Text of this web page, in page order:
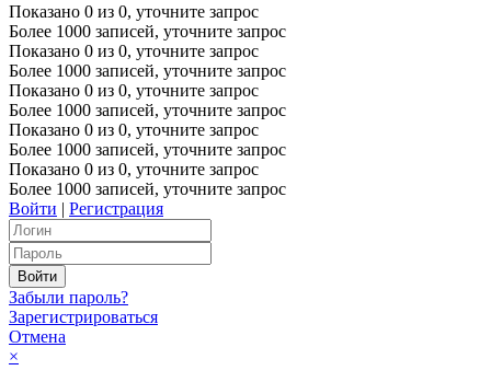
Показано 0 из 0, уточните запрос
Более 1000 записей, уточните запрос
Показано 0 из 0, уточните запрос
Более 1000 записей, уточните запрос
Показано 0 из 0, уточните запрос
Более 1000 записей, уточните запрос
Показано 0 из 0, уточните запрос
Более 1000 записей, уточните запрос
Показано 0 из 0, уточните запрос
Более 1000 записей, уточните запрос
Войти | Регистрация
Забыли пароль?
Зарегистрироваться
Отмена
×